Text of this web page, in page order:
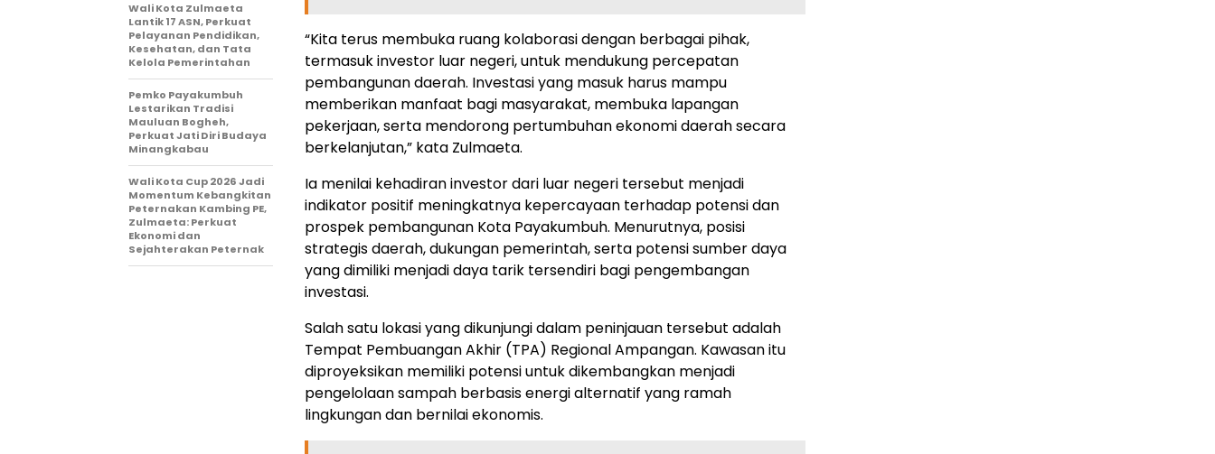
“Kita terus membuka ruang kolaborasi dengan berbagai pihak,
termasuk investor luar negeri, untuk mendukung percepatan
pembangunan daerah. Investasi yang masuk harus mampu
memberikan manfaat bagi masyarakat, membuka lapangan
pekerjaan, serta mendorong pertumbuhan ekonomi daerah secara
berkelanjutan,” kata Zulmaeta.
Ia menilai kehadiran investor dari luar negeri tersebut menjadi
indikator positif meningkatnya kepercayaan terhadap potensi dan
prospek pembangunan Kota Payakumbuh. Menurutnya, posisi
strategis daerah, dukungan pemerintah, serta potensi sumber daya
yang dimiliki menjadi daya tarik tersendiri bagi pengembangan
investasi.
Salah satu lokasi yang dikunjungi dalam peninjauan tersebut adalah
Tempat Pembuangan Akhir (TPA) Regional Ampangan. Kawasan itu
diproyeksikan memiliki potensi untuk dikembangkan menjadi
pengelolaan sampah berbasis energi alternatif yang ramah
lingkungan dan bernilai ekonomis.
Wali Kota Zulmaeta
Lantik 17 ASN, Perkuat
Pelayanan Pendidikan,
Kesehatan, dan Tata
Kelola Pemerintahan
Pemko Payakumbuh
Lestarikan Tradisi
Mauluan Bogheh,
Perkuat Jati Diri Budaya
Minangkabau
Wali Kota Cup 2026 Jadi
Momentum Kebangkitan
Peternakan Kambing PE,
Zulmaeta: Perkuat
Ekonomi dan
Sejahterakan Peternak